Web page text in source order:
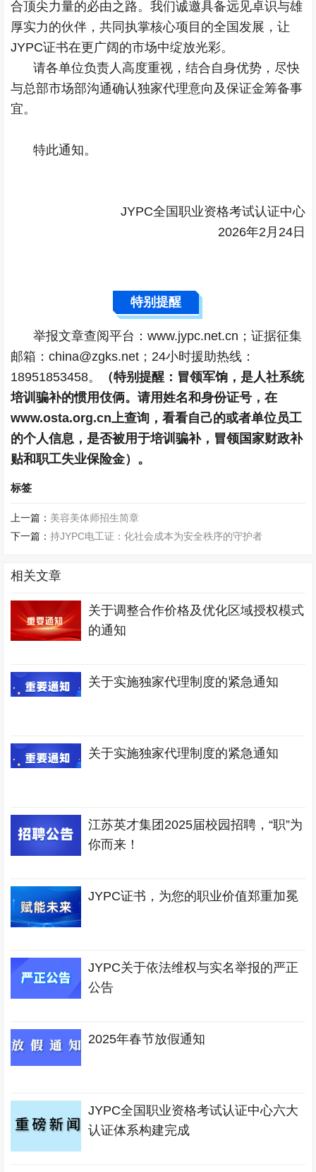
合顶尖力量的必由之路。我们诚邀具备远见卓识与雄
厚实力的伙伴，共同执掌核心项目的全国发展，让
JYPC证书在更广阔的市场中绽放光彩。
请各单位负责人高度重视，结合自身优势，尽快
与总部市场部沟通确认独家代理意向及保证金筹备事
宜。
特此通知。
JYPC全国职业资格考试认证中心
2026年2月24日
特别提醒
举报文章查阅平台：www.jypc.net.cn；证据征集
邮箱：china@zgks.net；24小时援助热线：
18951853458。
（特别提醒：冒领军饷，是人社系统
培训骗补的惯用伎俩。请用姓名和身份证号，在
www.osta.org.cn上查询，看看自己的或者单位员工
的个人信息，是否被用于培训骗补，冒领国家财政补
贴和职工失业保险金）。
标签
上一篇： 美容美体师招生简章
下一篇：持JYPC电工证：化社会成本为安全秩序的守护者
相关文章
关于调整合作价格及优化区域授权模式
的通知
关于实施独家代理制度的紧急通知
关于实施独家代理制度的紧急通知
江苏英才集团2025届校园招聘，“职”为
你而来！
JYPC证书，为您的职业价值郑重加冕
JYPC关于依法维权与实名举报的严正
公告
2025年春节放假通知
JYPC全国职业资格考试认证中心六大
认证体系构建完成